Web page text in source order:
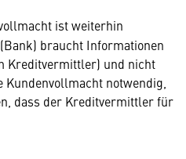
ist weiterhin
braucht Informationen
Kreditvermittler) und nicht
notwendig,
dass der Kreditvermittler für